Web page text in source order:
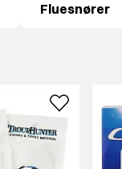
Fluesnører